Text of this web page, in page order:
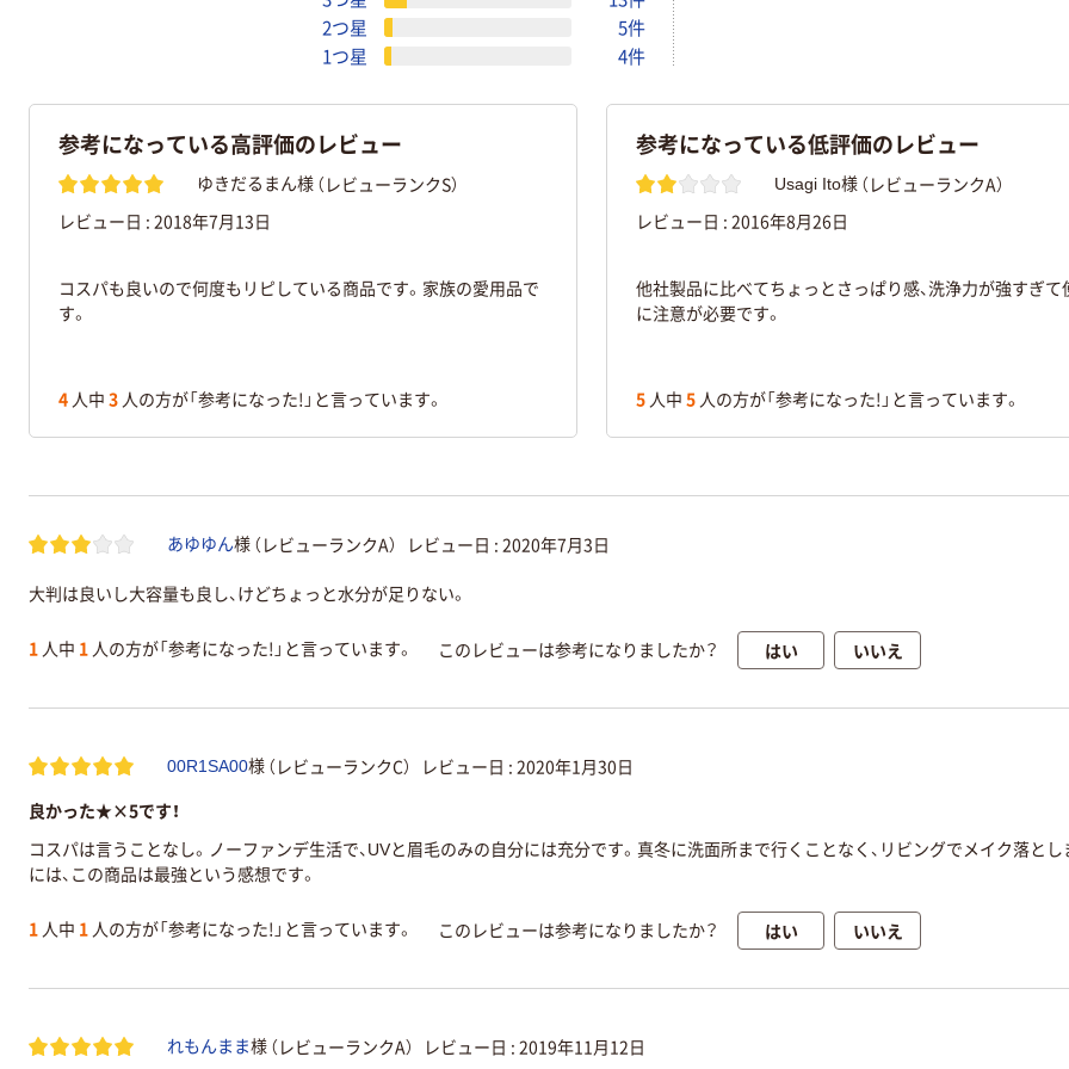
2つ星
5件
1つ星
4件
参考になっている高評価のレビュー
ゆきだるまん様 （レビューランクS）
レビュー日 : 2018年7月13日
コスパも良いので何度もリピしている商品です。家族の愛用品で
す。
4 人中 3 人の方が「参考になった!」と言っています。
参考になっている低評価のレビュー
Usagi Ito様 （レビューランクA）
レビュー日 : 2016年8月26日
他社製品に比べてちょっとさっぱり感、洗浄力が強すぎて
に注意が必要です。
5人中 5人の方が「参考になった!」と言っています。
あゆゆん様 （レビューランクA） レビュー日 : 2020年7月3日
大判は良いし大容量も良し、けどちょっと水分が足りない。
1 人中 1 人の方が「参考になった!」と言っています。 このレビューは参考になりましたか？ はい いいえ
00R1SA00様 （レビューランクC） レビュー日 : 2020年1月30日
良かった★×5です！
コスパは言うことなし。ノーファンデ生活で、UVと眉毛のみの自分には充分です。真冬に洗面所まで行くことなく、リビングでメイク落と
には、この商品は最強という感想です。
1 人中 1 人の方が「参考になった!」と言っています。 このレビューは参考になりましたか？ はい いいえ
れもんまま様 （レビューランクA） レビュー日 : 2019年11月12日